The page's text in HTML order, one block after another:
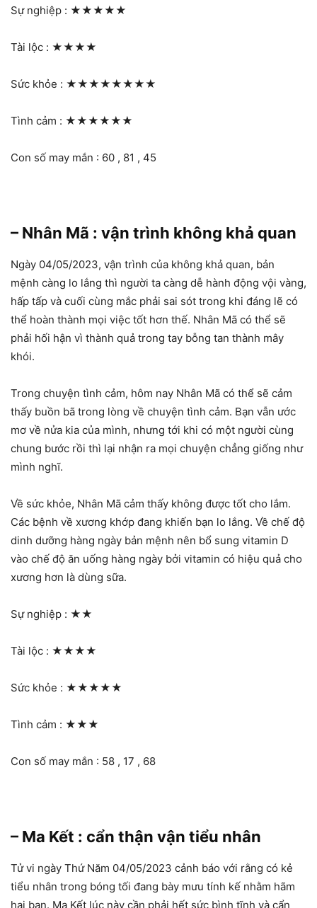
Sự nghiệp : ★★★★★
Tài lộc : ★★★★
Sức khỏe : ★★★★★★★★
Tình cảm : ★★★★★★
Con số may mắn : 60 , 81 , 45
– Nhân Mã : vận trình không khả quan
Ngày 04/05/2023, vận trình của không khả quan, bản
mệnh càng lo lắng thì người ta càng dễ hành động vội vàng,
hấp tấp và cuối cùng mắc phải sai sót trong khi đáng lẽ có
thể hoàn thành mọi việc tốt hơn thế. Nhân Mã có thể sẽ
phải hối hận vì thành quả trong tay bỗng tan thành mây
khói.
Trong chuyện tình cảm, hôm nay Nhân Mã có thể sẽ cảm
thấy buồn bã trong lòng về chuyện tình cảm. Bạn vẫn ước
mơ về nửa kia của mình, nhưng tới khi có một người cùng
chung bước rồi thì lại nhận ra mọi chuyện chẳng giống như
mình nghĩ.
Về sức khỏe, Nhân Mã cảm thấy không được tốt cho lắm.
Các bệnh về xương khớp đang khiến bạn lo lắng. Về chế độ
dinh dưỡng hàng ngày bản mệnh nên bổ sung vitamin D
vào chế độ ăn uống hàng ngày bởi vitamin có hiệu quả cho
xương hơn là dùng sữa.
Sự nghiệp : ★★
Tài lộc : ★★★★
Sức khỏe : ★★★★★
Tình cảm : ★★★
Con số may mắn : 58 , 17 , 68
– Ma Kết : cẩn thận vận tiểu nhân
Tử vi ngày Thứ Năm 04/05/2023 cảnh báo với rằng có kẻ
tiểu nhân trong bóng tối đang bày mưu tính kế nhằm hãm
hại bạn. Ma Kết lúc này cần phải hết sức bình tĩnh và cẩn